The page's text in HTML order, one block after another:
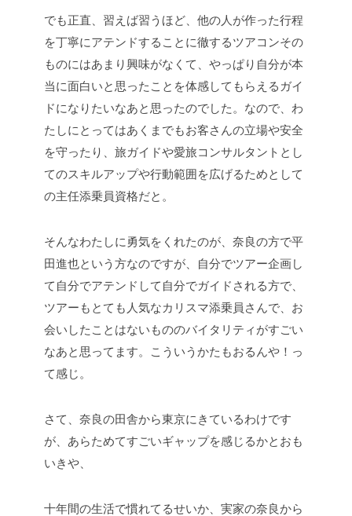
でも正直、習えば習うほど、他の人が作った行程
を丁寧にアテンドすることに徹するツアコンその
ものにはあまり興味がなくて、やっぱり自分が本
当に面白いと思ったことを体感してもらえるガイ
ドになりたいなあと思ったのでした。なので、わ
たしにとってはあくまでもお客さんの立場や安全
を守ったり、旅ガイドや愛旅コンサルタントとし
てのスキルアップや行動範囲を広げるためとして
の主任添乗員資格だと。
そんなわたしに勇気をくれたのが、奈良の方で平
田進也という方なのですが、自分でツアー企画し
て自分でアテンドして自分でガイドされる方で、
ツアーもとても人気なカリスマ添乗員さんで、お
会いしたことはないもののバイタリティがすごい
なあと思ってます。こういうかたもおるんや！っ
て感じ。
さて、奈良の田舎から東京にきているわけです
が、あらためてすごいギャップを感じるかとおも
いきや、
十年間の生活で慣れてるせいか、実家の奈良から